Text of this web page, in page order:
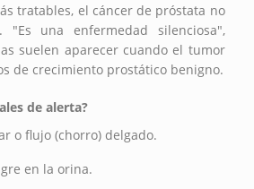
tratables, el cáncer de próstata no
"Es una enfermedad silenciosa",
suelen aparecer cuando el tumor
de crecimiento prostático benigno.
de alerta?
o flujo (chorro) delgado.
en la orina.